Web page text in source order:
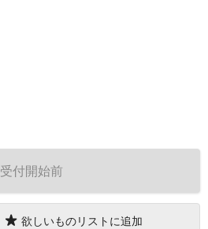
受付開始前
欲しいものリストに追加